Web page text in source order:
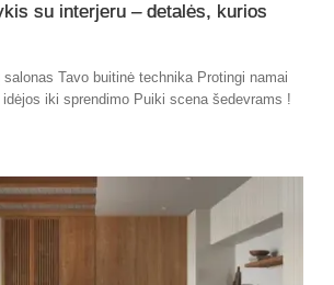
su interjeru – detalės, kurios
salonas Tavo buitinė technika Protingi namai
iki sprendimo Puiki scena šedevrams !